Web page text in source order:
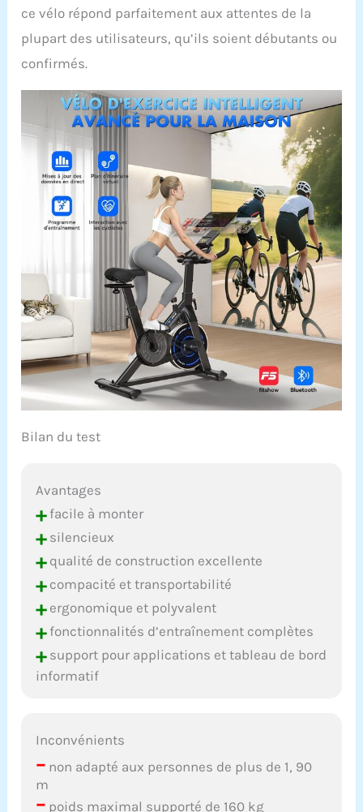
freinage classique
et progressif de la
contrôler et convient aux
différents besoins des
débutants aux amateurs
de fitness avancés.
𝗗'𝗔𝗣𝗣𝗔𝗥𝗧𝗘𝗠𝗘𝗡𝗧
𝗣𝗥𝗢𝗙𝗘𝗦𝗦𝗜𝗢𝗡𝗡𝗘𝗟 : Ce
vélo d'appartement est
équipé d'un nouveau
volant d'inertie robuste,
offrant une structure
robuste et une conduite
ultra-souple. Il convient à
tous les utilisateurs
mesurant entre 140 et 190
cm, avec une charge
maximale de 150 kg (330
livres). Il est équipé d'un
système de réglage
un confort de conduite
𝗜𝗡𝗦𝗧𝗔𝗟𝗟𝗔𝗧𝗜𝗢𝗡
𝗙𝗔𝗖𝗜𝗟𝗘, 𝗦𝗨̂𝗥𝗘 𝗘𝗧
𝗙𝗜𝗔𝗕𝗟𝗘 : Ce vélo
d'appartement est pré-
assemblé à 70 %, ce qui
d'installation claires et
tous les outils
ce vélo répond parfaitement aux attentes de la
plupart des utilisateurs, qu’ils soient débutants ou
confirmés.
Bilan du test
Avantages
+facile à monter
+silencieux
+qualité de construction excellente
+compacité et transportabilité
+ergonomique et polyvalent
+fonctionnalités d’entraînement complètes
+support pour applications et tableau de bord
informatif
Inconvénients
– non adapté aux personnes de plus de 1, 90
m
– poids maximal supporté de 160 kg